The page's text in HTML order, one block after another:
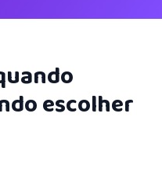
escolher